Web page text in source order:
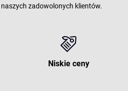
zadowolonych klientów.
Niskie ceny